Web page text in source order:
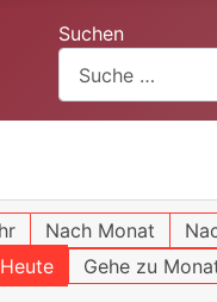
Suchen
Nach Monat
Heute
Gehe zu